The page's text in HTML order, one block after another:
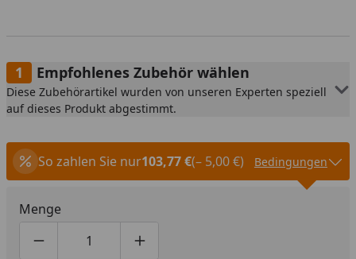
Empfohlenes Zubehör wählen
Diese Zubehörartikel wurden von unseren Experten speziell
auf dieses Produkt abgestimmt.
So zahlen Sie nur103,77 €(– 5,00 €) Bedingungen
Menge
Produktmenge um eins verringern
Produktmenge manuell eingeben
Produktmenge um eins erhöhen